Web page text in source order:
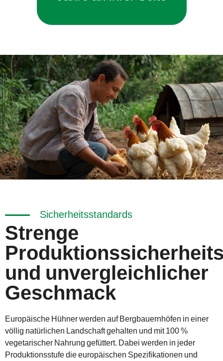
Sicherheitsstandards
Strenge
und unvergleichlicher
Geschmack
Europäische Hühner werden auf Bergbauernhöfen in einer
völlig natürlichen Landschaft gehalten und mit 100 %
vegetarischer Nahrung gefüttert. Dabei werden in jeder
Produktionsstufe die europäischen Spezifikationen und